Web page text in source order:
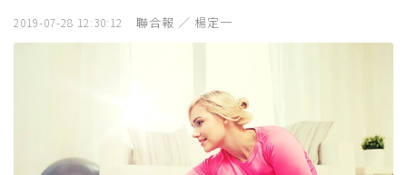
2019-07-28 12:30:12 聯合報 ／ 楊定一